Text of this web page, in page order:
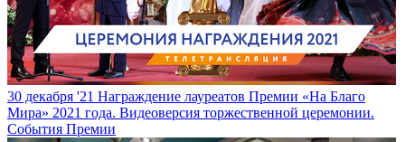
30 декабря '21 Награждение лауреатов Премии «На Благо
Мира» 2021 года. Видеоверсия торжественной церемонии.
События Премии